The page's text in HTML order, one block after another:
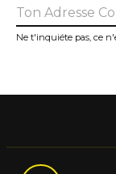
Ne t'inquiéte pas, ce